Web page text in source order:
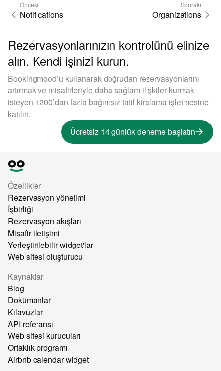
Önceki
Notifications
Sonraki
Organizations
Rezervasyonlarınızın kontrolünü elinize
alın. Kendi işinizi kurun.
Bookingmood’u kullanarak doğrudan rezervasyonlarını
artırmak ve misafirleriyle daha sağlam ilişkiler kurmak
isteyen 1200’dan fazla bağımsız tatil kiralama işletmesine
katılın.
Ücretsiz 14 günlük deneme başlatın
Özellikler
Rezervasyon yönetimi
İşbirliği
Rezervasyon akışları
Misafir iletişimi
Yerleştirilebilir widget'lar
Web sitesi oluşturucu
Kaynaklar
Blog
Dokümanlar
Kılavuzlar
API referansı
Web sitesi kurucuları
Ortaklık programı
Airbnb calendar widget